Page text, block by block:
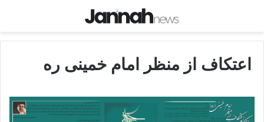
اعتکاف از منظر امام خمینی ره